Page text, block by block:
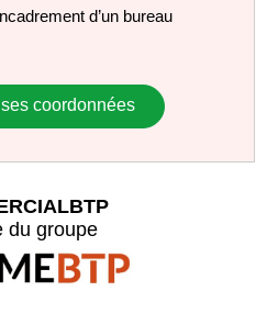
d’un bureau
coordonnées
du groupe